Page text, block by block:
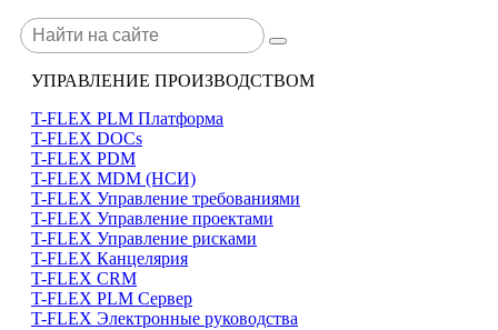
УПРАВЛЕНИЕ ПРОИЗВОДСТВОМ
T-FLEX PLM Платформа
T-FLEX DOCs
T-FLEX PDM
T-FLEX MDM (НСИ)
T-FLEX Управление требованиями
T-FLEX Управление проектами
T-FLEX Управление рисками
T-FLEX Канцелярия
T-FLEX CRM
T-FLEX PLM Сервер
T-FLEX Электронные руководства